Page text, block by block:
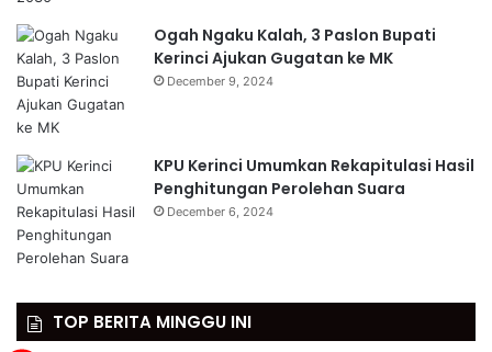
Ogah Ngaku Kalah, 3 Paslon Bupati
Kerinci Ajukan Gugatan ke MK
December 9, 2024
KPU Kerinci Umumkan Rekapitulasi Hasil
Penghitungan Perolehan Suara
December 6, 2024
TOP BERITA MINGGU INI